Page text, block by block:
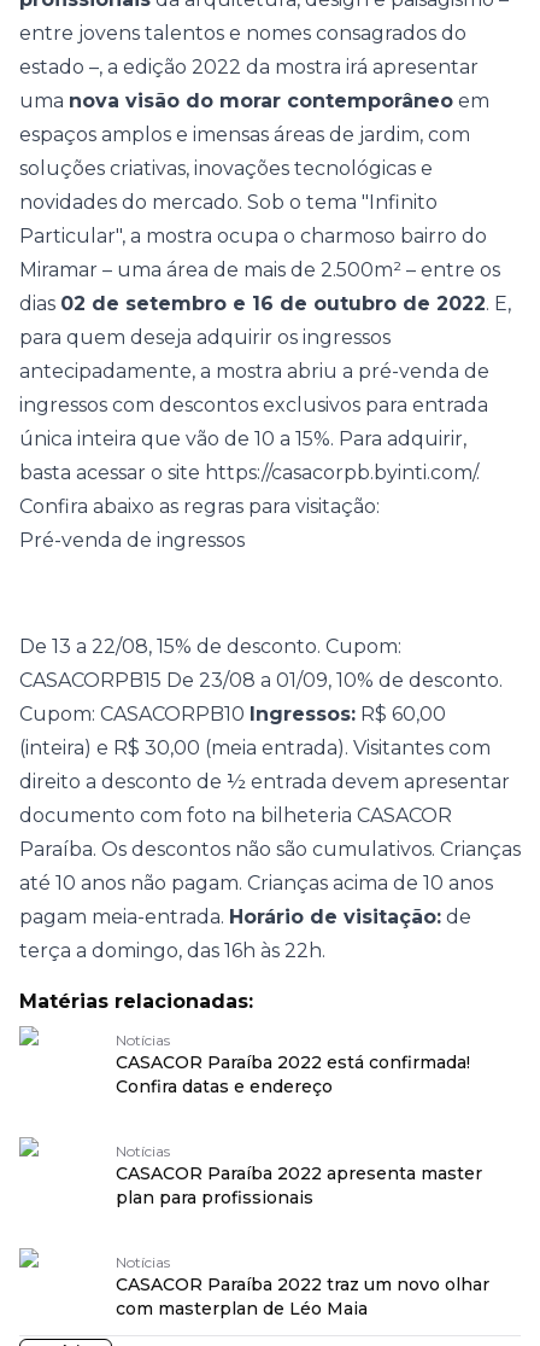
entre jovens talentos e nomes consagrados do
estado –, a edição 2022 da mostra irá apresentar
uma nova visão do morar contemporâneo em
espaços amplos e imensas áreas de jardim, com
soluções criativas, inovações tecnológicas e
novidades do mercado. Sob o tema "Infinito
Particular", a mostra ocupa o charmoso bairro do
Miramar – uma área de mais de 2.500m² – entre os
dias 02 de setembro e 16 de outubro de 2022. E,
para quem deseja adquirir os ingressos
antecipadamente, a mostra abriu a pré-venda de
ingressos com descontos exclusivos para entrada
única inteira que vão de 10 a 15%. Para adquirir,
basta acessar o site https://casacorpb.byinti.com/.
Confira abaixo as regras para visitação:
Pré-venda de ingressos
De 13 a 22/08, 15% de desconto. Cupom:
CASACORPB15 De 23/08 a 01/09, 10% de desconto.
Cupom: CASACORPB10 Ingressos: R$ 60,00
(inteira) e R$ 30,00 (meia entrada). Visitantes com
direito a desconto de ½ entrada devem apresentar
documento com foto na bilheteria CASACOR
Paraíba. Os descontos não são cumulativos. Crianças
até 10 anos não pagam. Crianças acima de 10 anos
pagam meia-entrada. Horário de visitação: de
terça a domingo, das 16h às 22h.
Matérias relacionadas:
Notícias
CASACOR Paraíba 2022 está confirmada!
Confira datas e endereço
Notícias
CASACOR Paraíba 2022 apresenta master
plan para profissionais
Notícias
CASACOR Paraíba 2022 traz um novo olhar
com masterplan de Léo Maia